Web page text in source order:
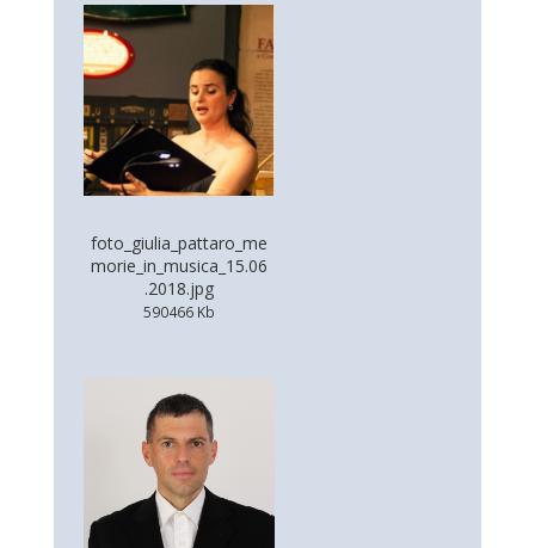
foto_giulia_pattaro_me
morie_in_musica_15.06
.2018.jpg
590466 Kb